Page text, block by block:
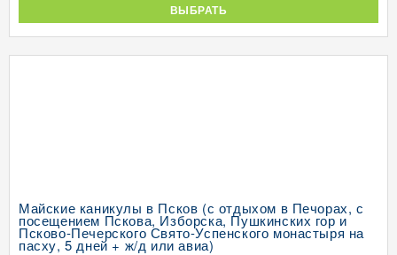
ВЫБРАТЬ
Майские каникулы в Псков (с отдыхом в Печорах, с
посещением Пскова, Изборска, Пушкинских гор и
Псково-Печерского Свято-Успенского монастыря на
пасху, 5 дней + ж/д или авиа)